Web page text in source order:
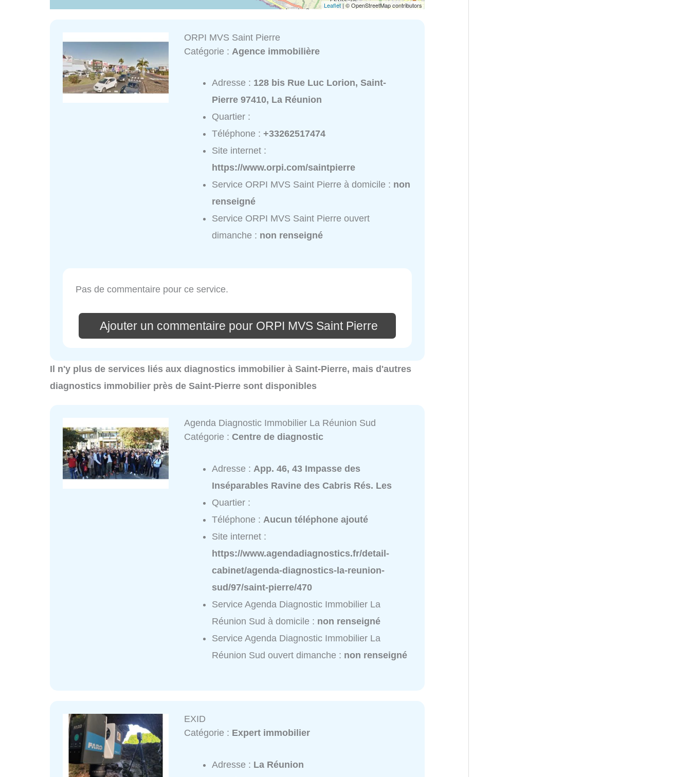
Leaflet | © OpenStreetMap contributors
ORPI MVS Saint Pierre
Catégorie : Agence immobilière
Adresse : 128 bis Rue Luc Lorion, Saint-
Pierre 97410, La Réunion
Quartier :
Téléphone :+33262517474
Site internet :
https://www.orpi.com/saintpierre
Service ORPI MVS Saint Pierre à domicile : non
renseigné
Service ORPI MVS Saint Pierre ouvert
dimanche : non renseigné
Pas de commentaire pour ce service.
Ajouter un commentaire pour ORPI MVS Saint Pierre
Il n'y plus de services liés aux diagnostics immobilier à Saint-Pierre, mais d'autres
diagnostics immobilier près de Saint-Pierre sont disponibles
Agenda Diagnostic Immobilier La Réunion Sud
Catégorie :Centre de diagnostic
Adresse : App. 46, 43 Impasse des
Inséparables Ravine des Cabris Rés. Les
Quartier :
Téléphone : Aucun téléphone ajouté
Site internet :
https://www.agendadiagnostics.fr/detail-
cabinet/agenda-diagnostics-la-reunion-
sud/97/saint-pierre/470
Service Agenda Diagnostic Immobilier La
Réunion Sud à domicile : non renseigné
Service Agenda Diagnostic Immobilier La
Réunion Sud ouvert dimanche : non renseigné
EXID
Catégorie : Expert immobilier
Adresse : La Réunion